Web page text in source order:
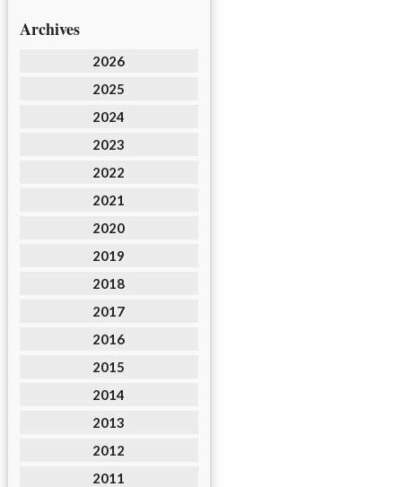
Archives
2026
2025
2024
2023
2022
2021
2020
2019
2018
2017
2016
2015
2014
2013
2012
2011